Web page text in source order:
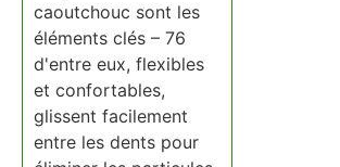
caoutchouc sont les
éléments clés – 76
d'entre eux, flexibles
et confortables,
glissent facilement
entre les dents pour